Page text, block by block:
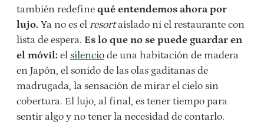
también redefine qué entendemos ahora por
lujo. Ya no es el resortaislado ni el restaurante con
lista de espera. Es lo que no se puede guardar en
el móvil: el silencio de una habitación de madera
en Japón, el sonido de las olas gaditanas de
madrugada, la sensación de mirar el cielo sin
cobertura. El lujo, al final, es tener tiempo para
sentir algo y no tener la necesidad de contarlo.